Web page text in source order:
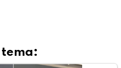
tema: